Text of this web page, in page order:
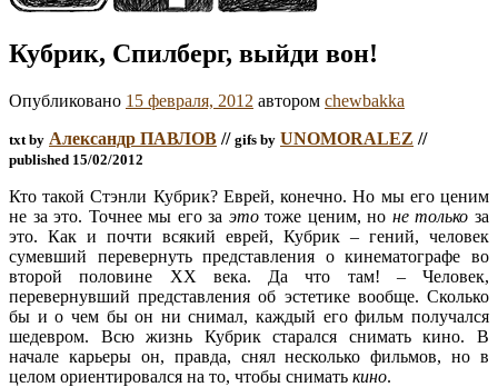
Кубрик, Спилберг, выйди вон!
Опубликовано 15 февраля, 2012 автором chewbakka
txt by Александр ПАВЛОВ // gifs by UNOMORALEZ //
published 15/02/2012
Кто такой Стэнли Кубрик? Еврей, конечно. Но мы его ценим
не за это. Точнее мы его за этотоже ценим, но не только за
это. Как и почти всякий еврей, Кубрик – гений, человек
сумевший перевернуть представления о кинематографе во
второй половине ХХ века. Да что там! – Человек,
перевернувший представления об эстетике вообще. Сколько
бы и о чем бы он ни снимал, каждый его фильм получался
шедевром. Всю жизнь Кубрик старался снимать кино. В
начале карьеры он, правда, снял несколько фильмов, но в
целом ориентировался на то, чтобы снимать кино.